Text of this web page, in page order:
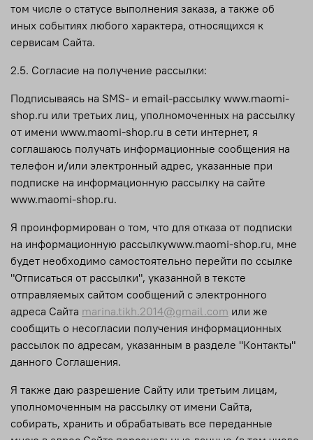
том числе о статусе выполнения заказа, а также об
иных событиях любого характера, относящихся к
сервисам Сайта.
2.5. Согласие на получение рассылки:
Подписываясь на SMS- и email-рассылку www.maomi-
shop.ru или третьих лиц, уполномоченных на рассылку
от имени www.maomi-shop.ru в сети интернет, я
соглашаюсь получать информационные сообщения на
телефон и/или электронный адрес, указанные при
подписке на информационную рассылку на сайте
www.maomi-shop.ru.
Я проинформирован о том, что для отказа от подписки
на информационную рассылкуwww.maomi-shop.ru, мне
будет необходимо самостоятельно перейти по ссылке
"Отписаться от рассылки", указанной в тексте
отправляемых сайтом сообщений с электронного
адреса Сайта marina.tikh.2014@gmail.com или же
сообщить о несогласии получения информационных
рассылок по адресам, указанным в разделе "Контакты"
данного Соглашения.
Я также даю разрешение Сайту или третьим лицам,
уполномоченным на рассылку от имени Сайта,
собирать, хранить и обрабатывать все переданные